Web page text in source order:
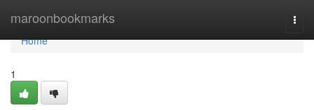
maroonbookmarks
Home
Home
1